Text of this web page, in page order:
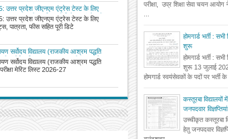
उत्तर प्रदेश जीएनएम एंट्रेस टेस्ट के लिए
फीस सहित पूरी डिटेल यहां से करें
उत्तर प्रदेश जीएनएम एंट्रेस टेस्ट के लिए
फीस सहित पूरी डिटे
सर्वोदय विद्यालय (राजकीय आश्रम पद्धति
मेरिट लिस्ट 2026-27 जारी, डाउनलोड
सर्वोदय विद्यालय (राजकीय आश्रम पद्धति
मेरिट लिस्ट 2026-27
परीक्षा, उप्र शिक्षा सेवा चयन आयोग
होमगार्ड भर्ती :
शुरू
होमगार्ड भर्ती :
शुरू 13 जुलाई
होमगार्ड स्वयंसेवकों के पदों पर भर्ती के
कस्तूरबा विद्यालयों
जनपदवार
उच्चीकृत कस्तूरबा
हेतु जनपदवार